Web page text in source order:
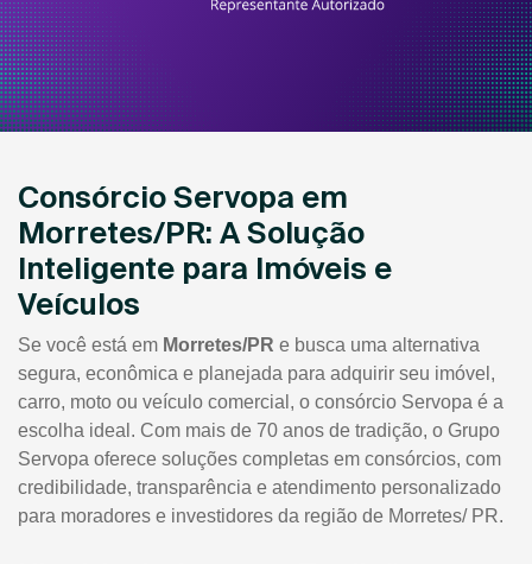
Consórcio Servopa em
Morretes/PR: A Solução
Inteligente para Imóveis e
Veículos
Se você está em Morretes/PR e busca uma alternativa
segura, econômica e planejada para adquirir seu imóvel,
carro, moto ou veículo comercial, o consórcio Servopa é a
escolha ideal. Com mais de 70 anos de tradição, o Grupo
Servopa oferece soluções completas em consórcios, com
credibilidade, transparência e atendimento personalizado
para moradores e investidores da região de Morretes/ PR.